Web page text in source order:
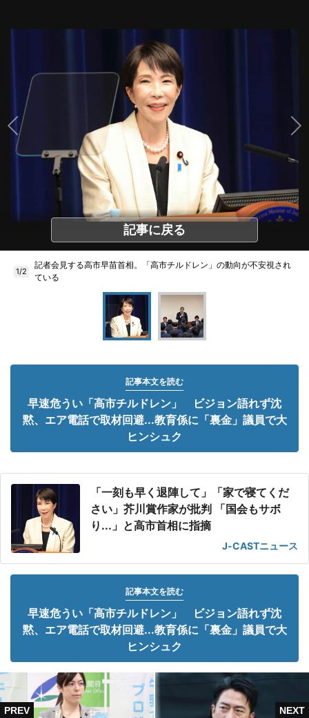
記事に戻る
1/2
記者会見する高市早苗首相。「高市チルドレン」の動向が不安視され
ている
記事本文を読む
早速危うい「高市チルドレン」 ビジョン語れず沈
黙、エア電話で取材回避...教育係に「裏金」議員で大
ヒンシュク
「一刻も早く退陣して」「家で寝てくだ
さい」芥川賞作家が批判 「国会もサボ
り...」と高市首相に指摘
J-CASTニュース
記事本文を読む
早速危うい「高市チルドレン」 ビジョン語れず沈
黙、エア電話で取材回避...教育係に「裏金」議員で大
ヒンシュク